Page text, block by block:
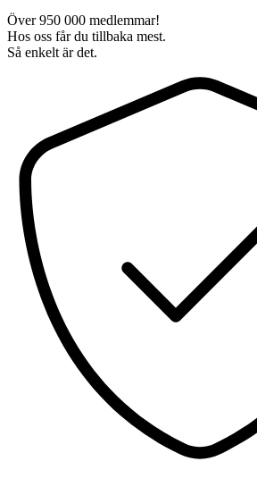
Över 950 000 medlemmar!
Hos oss får du tillbaka mest.
Så enkelt är det.